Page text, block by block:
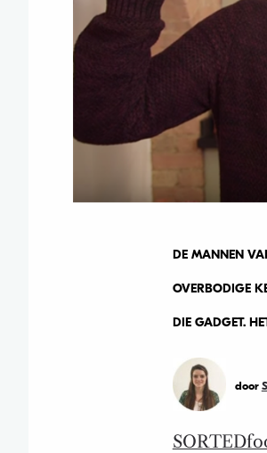
DE MANNEN
OVERBODIGE
DIE GADGET.
door